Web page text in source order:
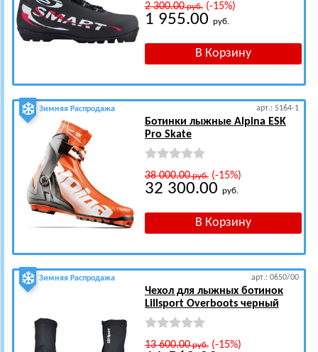
2 300.00руб.(-15%)
1 955.00 руб.
Зимняя Распродажа арт.: 5164-1
Ботинки лыжные Alpina ESK
Pro Skate
38 000.00руб.(-15%)
32 300.00 руб.
Зимняя Распродажа арт.: 0650/00
Чехол для лыжных ботинок
Lillsport Overboots черный
13 600.00руб.(-15%)